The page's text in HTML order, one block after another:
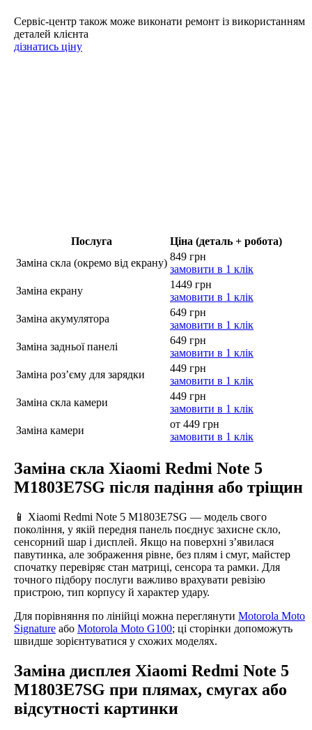
Сервіс-центр також може виконати ремонт із використанням
деталей клієнта
дізнатись ціну
Послуга
Ціна (деталь + робота)
Заміна скла (окремо від екрану)
849 грн
замовити в 1 клік
Заміна екрану
1449 грн
замовити в 1 клік
Заміна акумулятора
649 грн
замовити в 1 клік
Заміна задньої панелі
649 грн
замовити в 1 клік
Заміна роз’єму для зарядки
449 грн
замовити в 1 клік
Заміна скла камери
449 грн
замовити в 1 клік
Заміна камери
от 449 грн
замовити в 1 клік
Заміна скла Xiaomi Redmi Note 5
M1803E7SG після падіння або тріщин
📱 Xiaomi Redmi Note 5 M1803E7SG — модель свого
покоління, у якій передня панель поєднує захисне скло,
сенсорний шар і дисплей. Якщо на поверхні з’явилася
павутинка, але зображення рівне, без плям і смуг, майстер
спочатку перевіряє стан матриці, сенсора та рамки. Для
точного підбору послуги важливо врахувати ревізію
пристрою, тип корпусу й характер удару.
Для порівняння по лінійці можна переглянути Motorola Moto
Signature або Motorola Moto G100; ці сторінки допоможуть
швидше зорієнтуватися у схожих моделях.
Заміна дисплея Xiaomi Redmi Note 5
M1803E7SG при плямах, смугах або
відсутності картинки